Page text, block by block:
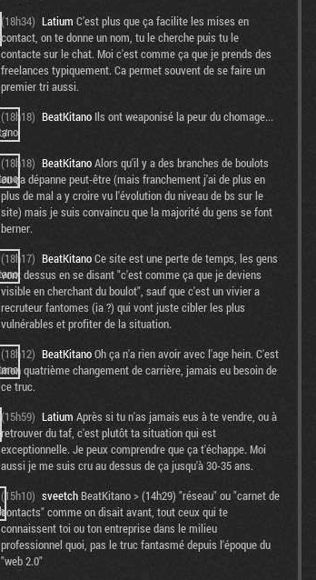
(18h34) Latium C'est plus que ça facilite les mises en
contact, on te donne un nom, tu le cherche puis tu le
contacte sur le chat. Moi c'est comme ça que je prends des
freelances typiquement. Ca permet souvent de se faire un
premier tri aussi.
(18h18) BeatKitano Ils ont weaponisé la peur du chomage...
:/
(18h18) BeatKitanoAlors qu'il y a des branches de boulots
ou ça dépanne peut-être (mais franchement j'ai de plus en
plus de mal a y croire vu l'évolution du niveau de bs sur le
site) mais je suis convaincu que la majorité du gens se font
berner.
(18h17) BeatKitanoCe site est une perte de temps, les gens
vont dessus en se disant "c'est comme ça que je deviens
visible en cherchant du boulot", sauf que c'est un vivier a
recruteur fantomes (ia ?) qui vont juste cibler les plus
vulnérables et profiter de la situation.
(18h12) BeatKitanoOh ça n'a rien avoir avec l'age hein. C'est
mon quatrième changement de carrière, jamais eu besoin de
ce truc.
(15h59) Latium Après si tu n'as jamais eus à te vendre, ou à
retrouver du taf, c'est plutôt ta situation qui est
exceptionnelle. Je peux comprendre que ça t'échappe. Moi
aussi je me suis cru au dessus de ça jusqu'à 30-35 ans.
(15h10) sveetch BeatKitano > (14h29) "réseau" ou "carnet de
contacts" comme on disait avant, tout ceux qui te
connaissent toi ou ton entreprise dans le milieu
professionnel quoi, pas le truc fantasmé depuis l'époque du
"web 2.0"